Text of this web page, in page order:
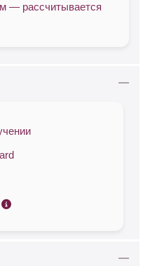
— рассчитывается